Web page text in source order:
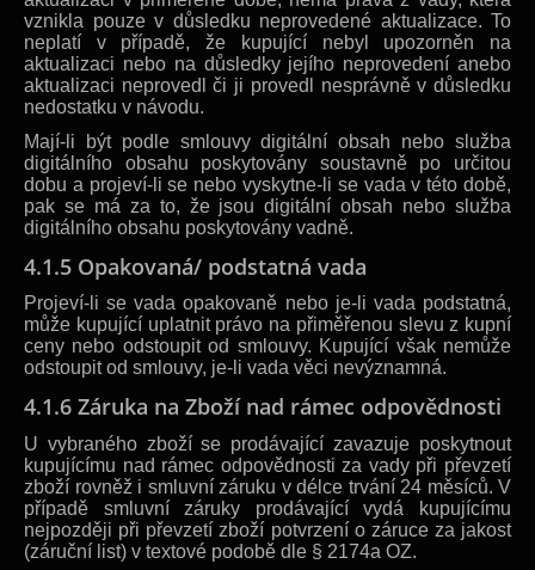
vznikla pouze v důsledku neprovedené aktualizace. To
neplatí v případě, že kupující nebyl upozorněn na
aktualizaci nebo na důsledky jejího neprovedení anebo
aktualizaci neprovedl či ji provedl nesprávně v důsledku
nedostatku v návodu.
Mají-li být podle smlouvy digitální obsah nebo služba
digitálního obsahu poskytovány soustavně po určitou
dobu a projeví-li se nebo vyskytne-li se vada v této době,
pak se má za to, že jsou digitální obsah nebo služba
digitálního obsahu poskytovány vadně.
4.1.5 Opakovaná/ podstatná vada
Projeví-li se vada opakovaně nebo je-li vada podstatná,
může kupující uplatnit právo na přiměřenou slevu z kupní
ceny nebo odstoupit od smlouvy. Kupující však nemůže
odstoupit od smlouvy, je-li vada věci nevýznamná.
4.1.6 Záruka na Zboží nad rámec odpovědnosti
U vybraného zboží se prodávající zavazuje poskytnout
kupujícímu nad rámec odpovědnosti za vady při převzetí
zboží rovněž i smluvní záruku v délce trvání 24 měsíců. V
případě smluvní záruky prodávající vydá kupujícímu
nejpozději při převzetí zboží potvrzení o záruce za jakost
(záruční list) v textové podobě dle § 2174a OZ.